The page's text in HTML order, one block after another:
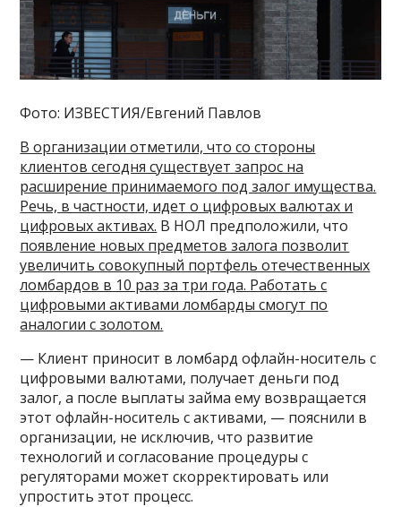
Фото: ИЗВЕСТИЯ/Евгений Павлов
В организации отметили, что со стороны
клиентов сегодня существует запрос на
расширение принимаемого под залог имущества.
Речь, в частности, идет о цифровых валютах и
цифровых активах. В НОЛ предположили, что
появление новых предметов залога позволит
увеличить совокупный портфель отечественных
ломбардов в 10 раз за три года. Работать с
цифровыми активами ломбарды смогут по
аналогии с золотом.
— Клиент приносит в ломбард офлайн-носитель с
цифровыми валютами, получает деньги под
залог, а после выплаты займа ему возвращается
этот офлайн-носитель с активами, — пояснили в
организации, не исключив, что развитие
технологий и согласование процедуры с
регуляторами может скорректировать или
упростить этот процесс.